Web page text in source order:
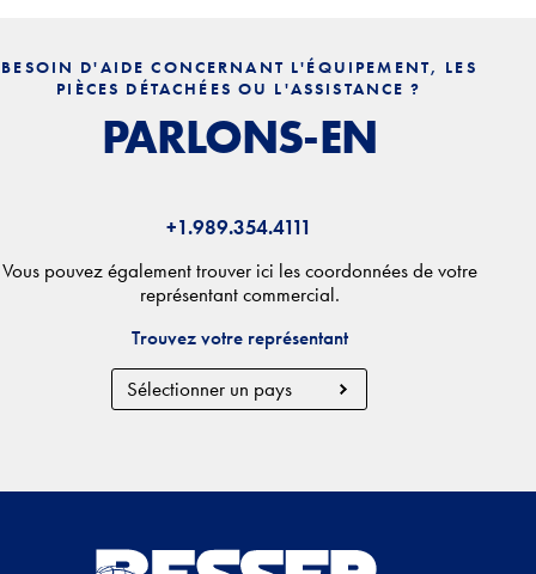
BESOIN D'AIDE CONCERNANT L'ÉQUIPEMENT, LES
PIÈCES DÉTACHÉES OU L'ASSISTANCE ?
PARLONS-EN
+1.989.354.4111
Vous pouvez également trouver ici les coordonnées de votre
représentant commercial.
Trouvez votre représentant
Country